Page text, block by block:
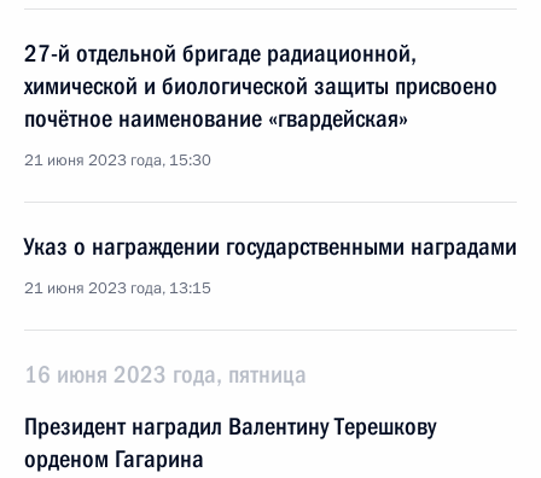
27-й отдельной бригаде радиационной,
химической и биологической защиты присвоено
почётное наименование «гвардейская»
21 июня 2023 года, 15:30
Указ о награждении государственными наградами
21 июня 2023 года, 13:15
16 июня 2023 года, пятница
Президент наградил Валентину Терешкову
орденом Гагарина